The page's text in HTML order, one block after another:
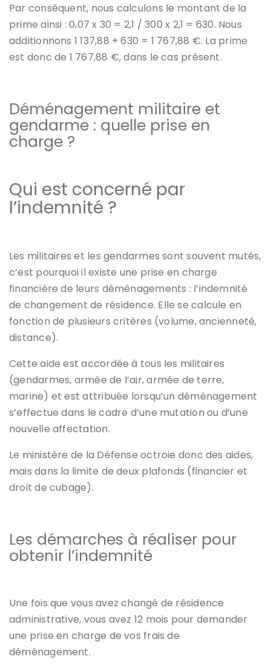
Par conséquent, nous calculons le montant de la
prime ainsi : 0,07 x 30 = 2,1 / 300 x 2,1 = 630. Nous
additionnons 1 137,88 + 630 = 1 767,88 €. La prime
est donc de 1 767,88 €, dans le cas présent.
Déménagement militaire et
gendarme : quelle prise en
charge ?
Qui est concerné par
l’indemnité ?
Les militaires et les gendarmes sont souvent mutés,
c’est pourquoi il existe une prise en charge
financière de leurs déménagements : l’indemnité
de changement de résidence. Elle se calcule en
fonction de plusieurs critères (volume, ancienneté,
distance).
Cette aide est accordée à tous les militaires
(gendarmes, armée de l’air, armée de terre,
marine) et est attribuée lorsqu’un déménagement
s’effectue dans le cadre d’une mutation ou d’une
nouvelle affectation.
Le ministère de la Défense octroie donc des aides,
mais dans la limite de deux plafonds (financier et
droit de cubage).
Les démarches à réaliser pour
obtenir l’indemnité
Une fois que vous avez changé de résidence
administrative, vous avez 12 mois pour demander
une prise en charge de vos frais de
déménagement.